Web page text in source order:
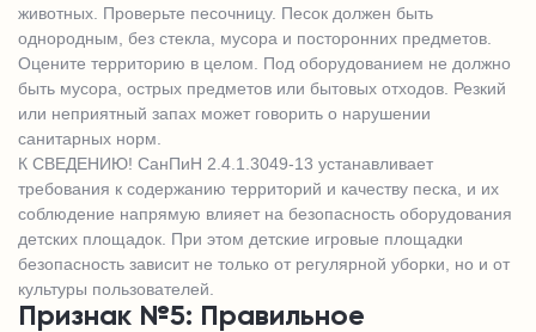
животных. Проверьте песочницу. Песок должен быть
однородным, без стекла, мусора и посторонних предметов.
Оцените территорию в целом. Под оборудованием не должно
быть мусора, острых предметов или бытовых отходов. Резкий
или неприятный запах может говорить о нарушении
санитарных норм.
К СВЕДЕНИЮ! СанПиН 2.4.1.3049-13 устанавливает
требования к содержанию территорий и качеству песка, и их
соблюдение напрямую влияет на безопасность оборудования
детских площадок. При этом детские игровые площадки
безопасность зависит не только от регулярной уборки, но и от
культуры пользователей.
Признак №5: Правильное